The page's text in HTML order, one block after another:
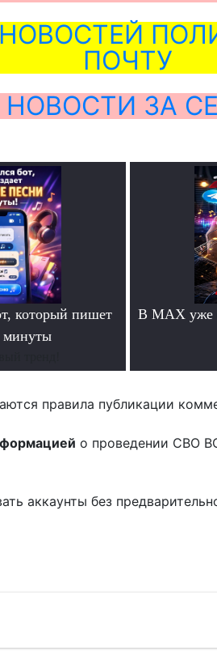
ПОЧТУ
НОВОСТИ ЗА
который пишет
минуты
В MAX уже
правила публикации
о проведении СВО
аккаунты без